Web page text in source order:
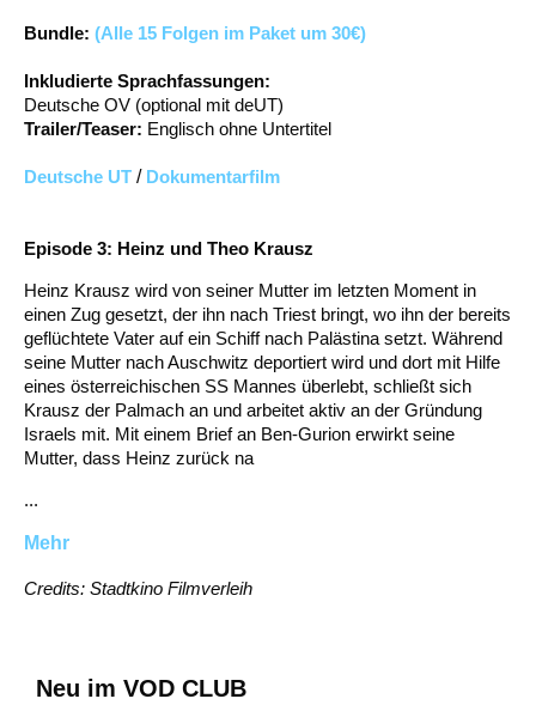
Bundle: (Alle 15 Folgen im Paket um 30€)
Inkludierte Sprachfassungen:
Deutsche OV (optional mit deUT)
Trailer/Teaser: Englisch ohne Untertitel
Deutsche UT / Dokumentarfilm
Episode 3: Heinz und Theo Krausz
Heinz Krausz wird von seiner Mutter im letzten Moment in
einen Zug gesetzt, der ihn nach Triest bringt, wo ihn der bereits
geflüchtete Vater auf ein Schiff nach Palästina setzt. Während
seine Mutter nach Auschwitz deportiert wird und dort mit Hilfe
eines österreichischen SS Mannes überlebt, schließt sich
Krausz der Palmach an und arbeitet aktiv an der Gründung
Israels mit. Mit einem Brief an Ben-Gurion erwirkt seine
Mutter, dass Heinz zurück na
...
Mehr
Credits: Stadtkino Filmverleih
Neu im VOD CLUB